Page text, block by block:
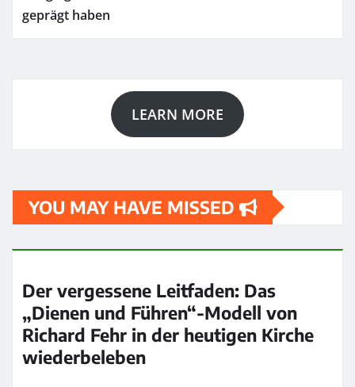
geprägt haben
LEARN MORE
YOU MAY HAVE MISSED
Der vergessene Leitfaden: Das
„Dienen und Führen“-Modell von
Richard Fehr in der heutigen Kirche
wiederbeleben